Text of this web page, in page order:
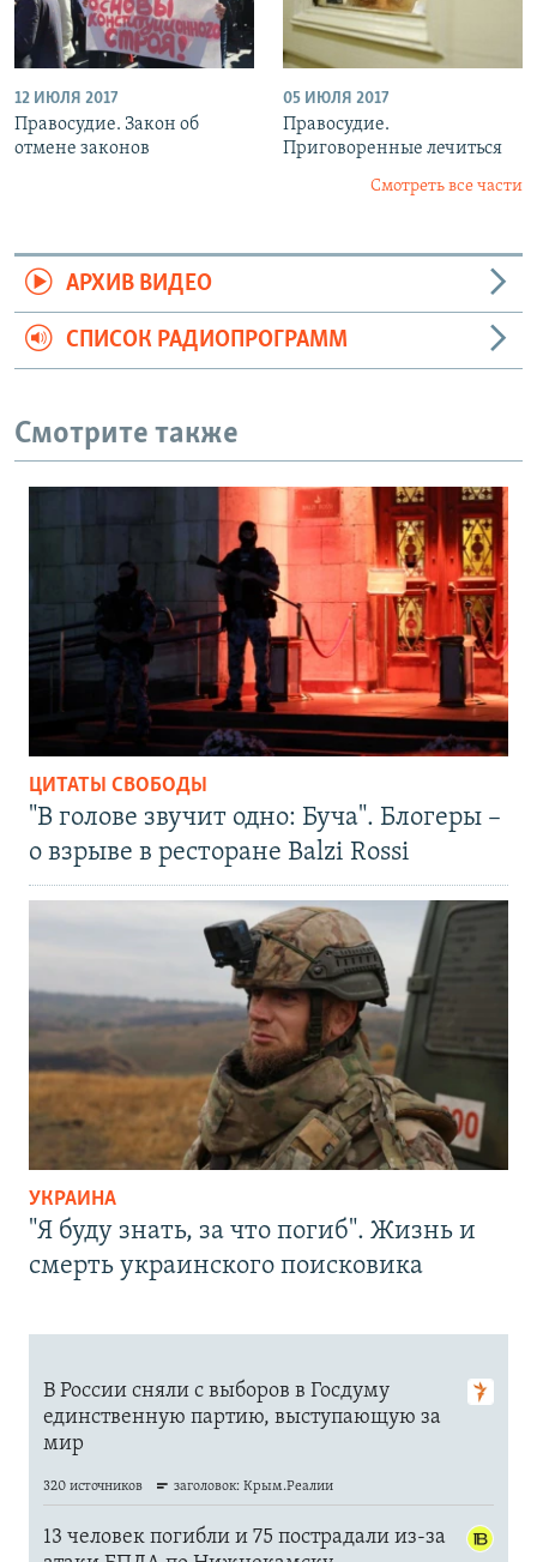
12 ИЮЛЯ 2017
Правосудие. Закон об
отмене законов
05 ИЮЛЯ 2017
Правосудие.
Приговоренные лечиться
Смотреть все части
АРХИВ ВИДЕО
СПИСОК РАДИОПРОГРАММ
Смотрите также
ЦИТАТЫ СВОБОДЫ
"В голове звучит одно: Буча". Блогеры –
о взрыве в ресторане Balzi Rossi
УКРАИНА
"Я буду знать, за что погиб". Жизнь и
смерть украинского поисковика